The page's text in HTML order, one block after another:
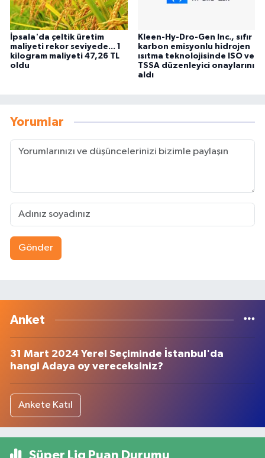
İpsala'da çeltik üretim
maliyeti rekor seviyede... 1
kilogram maliyeti 47,26 TL
oldu
Kleen-Hy-Dro-Gen Inc., sıfır
karbon emisyonlu hidrojen
ısıtma teknolojisinde ISO ve
TSSA düzenleyici onaylarını
aldı
Yorumlar
Gönder
Anket
31 Mart 2024 Yerel Seçiminde İstanbul'da
hangi Adaya oy vereceksiniz?
Ankete Katıl
Süper Lig Puan Durumu